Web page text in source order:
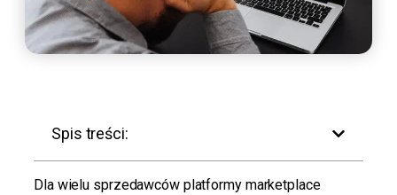
Spis treści:
Dla wielu sprzedawców platformy marketplace